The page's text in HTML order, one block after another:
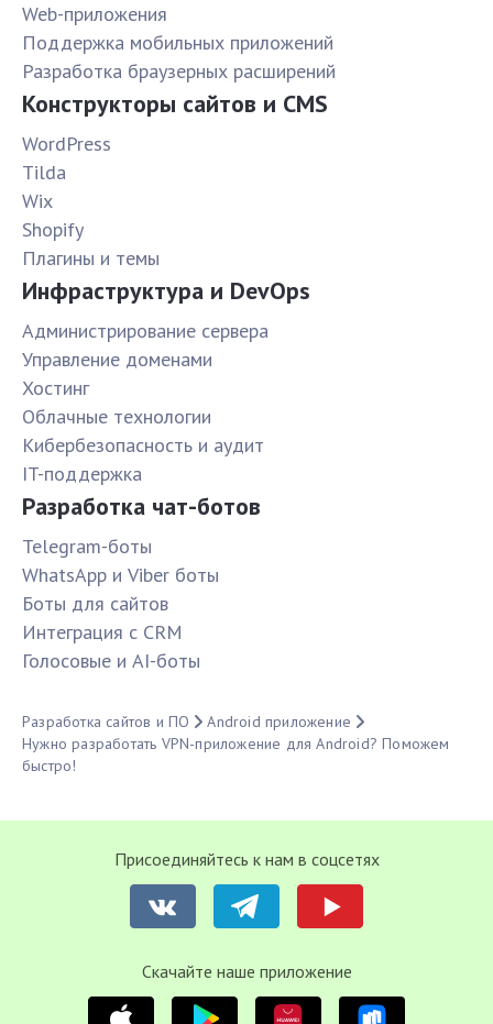
Web-приложения
Поддержка мобильных приложений
Разработка браузерных расширений
Конструкторы сайтов и CMS
WordPress
Tilda
Wix
Shopify
Плагины и темы
Инфраструктура и DevOps
Администрирование сервера
Управление доменами
Хостинг
Облачные технологии
Кибербезопасность и аудит
IT-поддержка
Разработка чат-ботов
Telegram-боты
WhatsApp и Viber боты
Боты для сайтов
Интеграция с CRM
Голосовые и AI-боты
Разработка сайтов и ПО
Android приложение
Нужно разработать VPN-приложение для Android? Поможем
быстро!
Присоединяйтесь к нам в соцсетях
Cкачайте наше приложение